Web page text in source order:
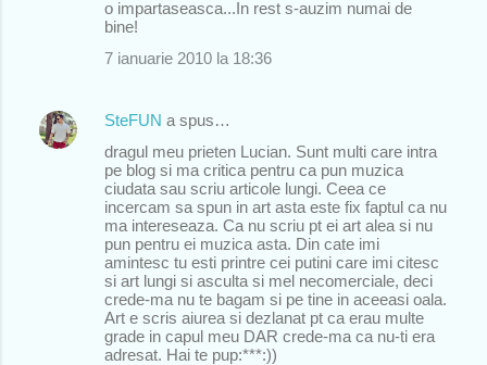
o impartaseasca...In rest s-auzim numai de
bine!
7 ianuarie 2010 la 18:36
SteFUN a spus…
dragul meu prieten Lucian. Sunt multi care intra
pe blog si ma critica pentru ca pun muzica
ciudata sau scriu articole lungi. Ceea ce
incercam sa spun in art asta este fix faptul ca nu
ma intereseaza. Ca nu scriu pt ei art alea si nu
pun pentru ei muzica asta. Din cate imi
amintesc tu esti printre cei putini care imi citesc
si art lungi si asculta si mel necomerciale, deci
crede-ma nu te bagam si pe tine in aceeasi oala.
Art e scris aiurea si dezlanat pt ca erau multe
grade in capul meu DAR crede-ma ca nu-ti era
adresat. Hai te pup:***:))